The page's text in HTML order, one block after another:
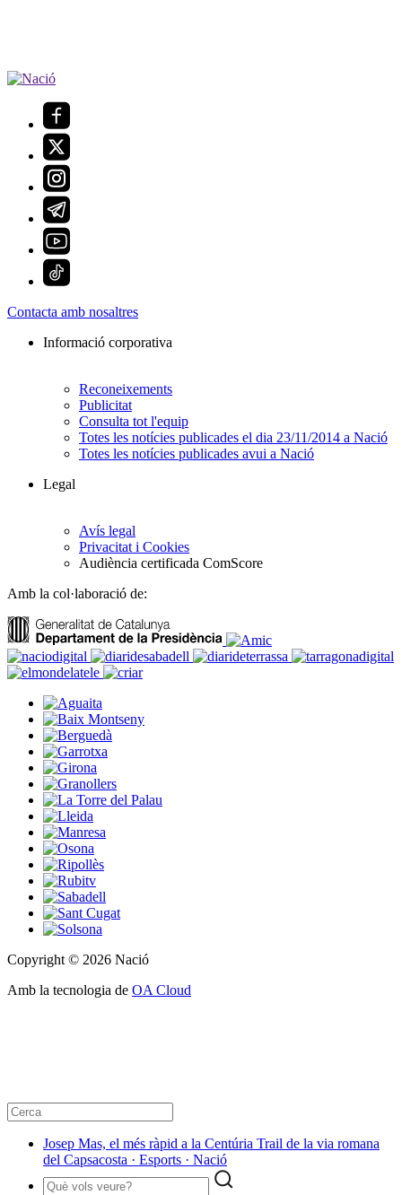
Contacta amb nosaltres
Informació corporativa
Reconeixements
Publicitat
Consulta tot l'equip
Totes les notícies publicades el dia 23/11/2014 a Nació
Totes les notícies publicades avui a Nació
Legal
Avís legal
Privacitat i Cookies
Audiència certificada ComScore
Amb la col·laboració de:
Copyright © 2026 Nació
Amb la tecnologia de OA Cloud
Josep Mas, el més ràpid a la Centúria Trail de la via romana
del Capsacosta · Esports · Nació